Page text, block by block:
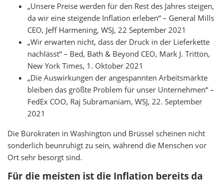
„Unsere Preise werden für den Rest des Jahres steigen,
da wir eine steigende Inflation erleben“ – General Mills
CEO, Jeff Harmening, WSJ, 22 September 2021
„Wir erwarten nicht, dass der Druck in der Lieferkette
nachlässt“ – Bed, Bath & Beyond CEO, Mark J. Tritton,
New York Times, 1. Oktober 2021
„Die Auswirkungen der angespannten Arbeitsmärkte
bleiben das größte Problem für unser Unternehmen“ –
FedEx COO, Raj Subramaniam, WSJ, 22. September
2021
Die Bürokraten in Washington und Brüssel scheinen nicht
sonderlich beunruhigt zu sein, während die Menschen vor
Ort sehr besorgt sind.
Für die meisten ist die Inflation bereits da